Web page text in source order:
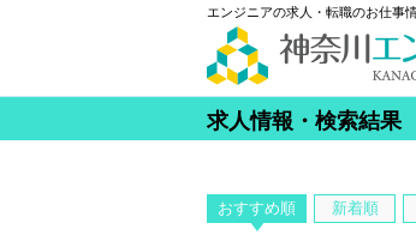
エンジニアの求人・転職のお仕事
求人情報・検索結果
おすすめ順 新着順